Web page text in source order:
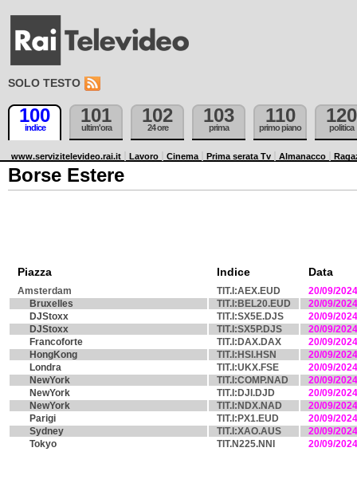
SOLO TESTO
100
indice
101
ultim'ora
102
24 ore
103
prima
110
primo piano
120
politica
www.servizitelevideo.rai.it Lavoro Cinema Prima serata Tv Almanacco
Borse Estere
Piazza Indice Data
Amsterdam TIT.I:AEX.EUD
20/09/2024
Bruxelles
TIT.I:BEL20.EUD
20/09/2024
DJStoxx
TIT.I:SX5E.DJS
20/09/2024
DJStoxx
TIT.I:SX5P.DJS
20/09/2024
Francoforte
TIT.I:DAX.DAX
20/09/2024
HongKong
TIT.I:HSI.HSN
20/09/2024
Londra
TIT.I:UKX.FSE
20/09/2024
NewYork
TIT.I:COMP.NAD
20/09/2024
NewYork
TIT.I:DJI.DJD
20/09/2024
NewYork
TIT.I:NDX.NAD
20/09/2024
Parigi
TIT.I:PX1.EUD
20/09/2024
Sydney
TIT.I:XAO.AUS
20/09/2024
Tokyo
TIT.N225.NNI 20/09/2024